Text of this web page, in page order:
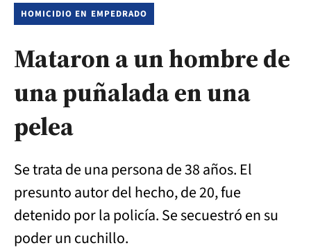
HOMICIDIO EN EMPEDRADO
Mataron a un hombre de
una puñalada en una
pelea
Se trata de una persona de 38 años. El
presunto autor del hecho, de 20, fue
detenido por la policía. Se secuestró en su
poder un cuchillo.